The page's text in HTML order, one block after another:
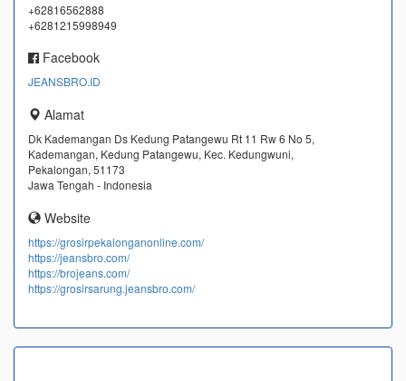
+62816562888
+6281215998949
Facebook
JEANSBRO.ID
Alamat
Dk Kademangan Ds Kedung Patangewu Rt 11 Rw 6 No 5,
Kademangan, Kedung Patangewu, Kec. Kedungwuni,
Pekalongan, 51173
Jawa Tengah - Indonesia
Website
https://grosirpekalonganonline.com/
https://jeansbro.com/
https://brojeans.com/
https://grosirsarung.jeansbro.com/